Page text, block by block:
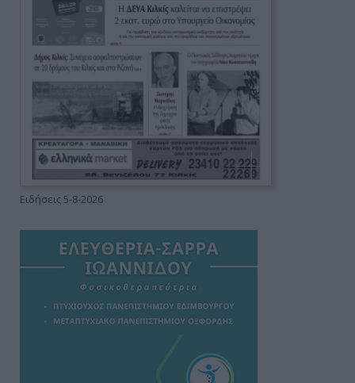
Ειδήσεις 5-8-2026